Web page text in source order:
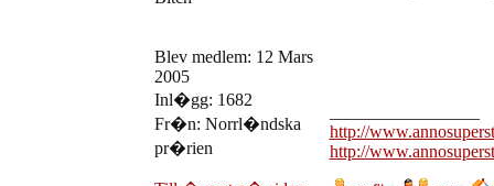
Blev medlem: 12 Mars
2005
Inl�gg: 1682
Fr�n: Norrl�ndska
pr�rien
http://
http://